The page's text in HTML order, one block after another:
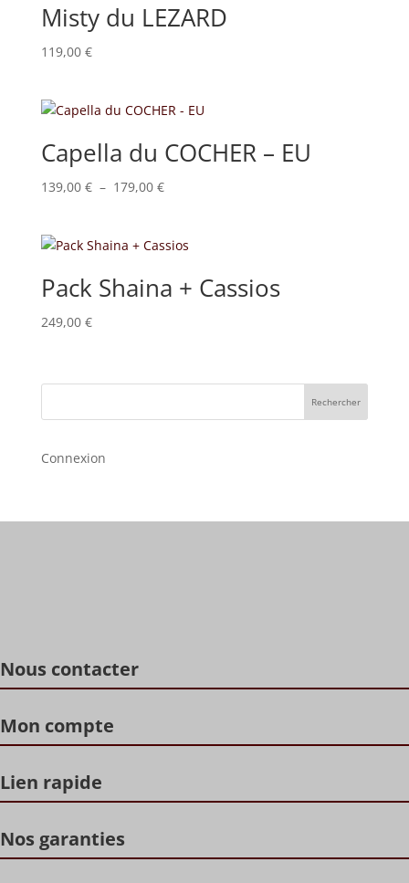
Misty du LEZARD
119,00 €
Capella du COCHER – EU
139,00 € – 179,00 €Plage
139,00 €
179,00 €
Pack Shaina + Cassios
249,00 €
Rechercher
Connexion
Nous contacter
Mon compte
Lien rapide
Nos garanties